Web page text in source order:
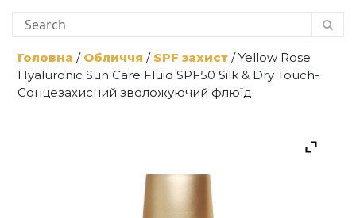
Головна / Обличчя / SPF захист / Yellow Rose
Hyaluronic Sun Care Fluid SPF50 Silk & Dry Touch-
Сонцезахисний зволожуючий флюїд